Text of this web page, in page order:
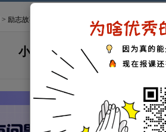
> 励志故事
小学生励志故事：王子选妻
来源： 网络整理 2023-12-06 17:02:15